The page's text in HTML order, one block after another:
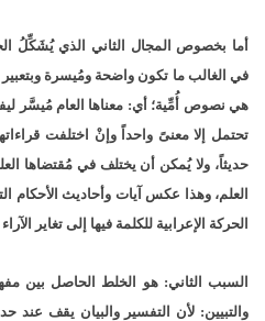
أما بخصوص المجال الثاني الذي يُشَكِّلُ
في الغالب ما تكون واضحة ومُيسرة
هي نصوص أُمِّية؛ أي: معناها العام مُيسَّر
تحتمل إلا معنىً واحداً وإنْ اختلفت
حديثاً، ولا يُمكن أن يختلف في مُقتضاها
العلم، وهذا عكس آيات وأحاديث الأحكام
الحركة الإعرابية للكلمة فيها إلى تغاير
السبب الثاني: هو الخلط الحاصل بين
والتبيين: لأن التفسير والبيان يقف عند